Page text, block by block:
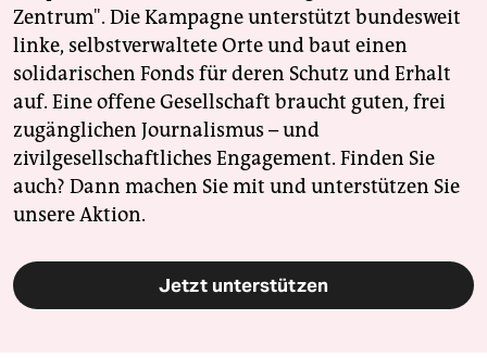
Zentrum". Die Kampagne unterstützt bundesweit
linke, selbstverwaltete Orte und baut einen
solidarischen Fonds für deren Schutz und Erhalt
auf. Eine offene Gesellschaft braucht guten, frei
zugänglichen Journalismus – und
zivilgesellschaftliches Engagement. Finden Sie
auch? Dann machen Sie mit und unterstützen Sie
unsere Aktion.
Jetzt unterstützen